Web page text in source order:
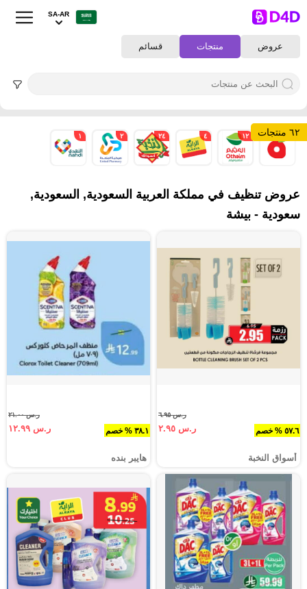
عروض منتجات قسائم
SA-AR
٦٢ منتجات ١٩ ١٢ ٤ ٢٤ ٢ ١
عروض تنظيف في مملكة العربية السعودية, السعودية,
سعودية - بيشة
٥٧.٦ % خصم
ر.س ٦.٩٥
ر.س ٢.٩٥
أسواق النخبة
٣٨.١ % خصم
ر.س ٢١.٠٠
ر.س ١٢.٩٩
هايبر بنده